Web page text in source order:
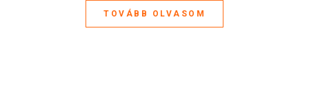
TOVÁBB OLVASOM